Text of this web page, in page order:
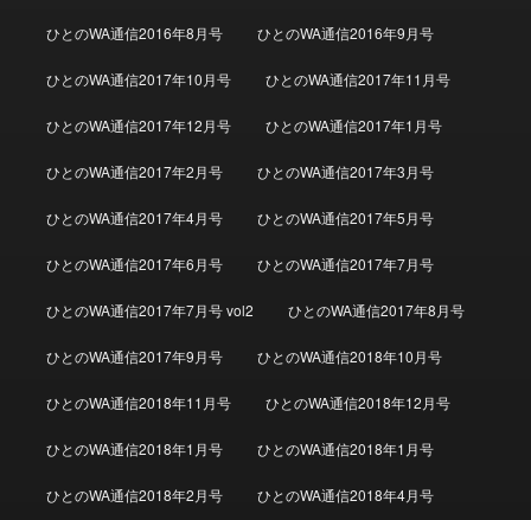
ひとのWA通信2016年8月号 ひとのWA通信2016年9月号
ひとのWA通信2017年10月号 ひとのWA通信2017年11月号
ひとのWA通信2017年12月号 ひとのWA通信2017年1月号
ひとのWA通信2017年2月号 ひとのWA通信2017年3月号
ひとのWA通信2017年4月号 ひとのWA通信2017年5月号
ひとのWA通信2017年6月号 ひとのWA通信2017年7月号
ひとのWA通信2017年7月号 vol2 ひとのWA通信2017年8月号
ひとのWA通信2017年9月号 ひとのWA通信2018年10月号
ひとのWA通信2018年11月号 ひとのWA通信2018年12月号
ひとのWA通信2018年1月号 ひとのWA通信2018年1月号
ひとのWA通信2018年2月号 ひとのWA通信2018年4月号